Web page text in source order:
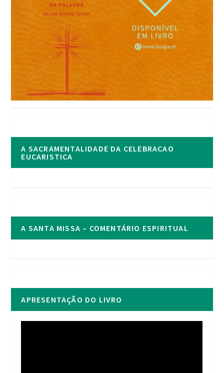
A SACRAMENTALIDADE DA CELEBRACAO
EUCARISTICA
A SANTA MISSA – COMENTÁRIO ESPIRITUAL
APRESENTAÇÃO DO LIVRO